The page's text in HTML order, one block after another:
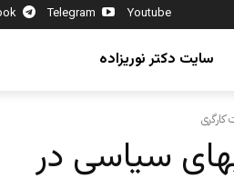
Telegram Youtube
سایت دکتر نوریزاده
کارگری
سیاسی در